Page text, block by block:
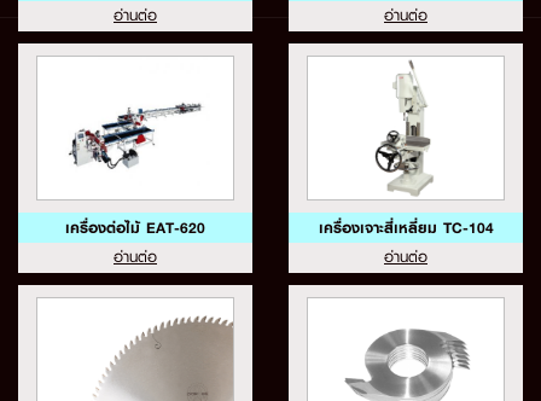
อ่านต่อ อ่านต่อ
เครื่องต่อไม้ EAT-620
อ่านต่อ
เครื่องเจาะสี่เหลี่ยม TC-104
อ่านต่อ